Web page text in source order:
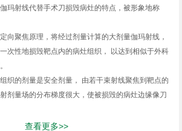
玛射线代替手术刀损毁病灶的特点，被形象地称
向聚焦原理，将经过剂量计算的大剂量伽玛射线，
次性地损毁靶点内的病灶组织， 以达到相似于外科
织的剂量是安全剂量， 由若干束射线聚焦到靶点的
剂量场的分布梯度很大，使被损毁的病灶边缘像刀
种融立体定向技术和放射外科技术为一体，以治疗
查看更多>>